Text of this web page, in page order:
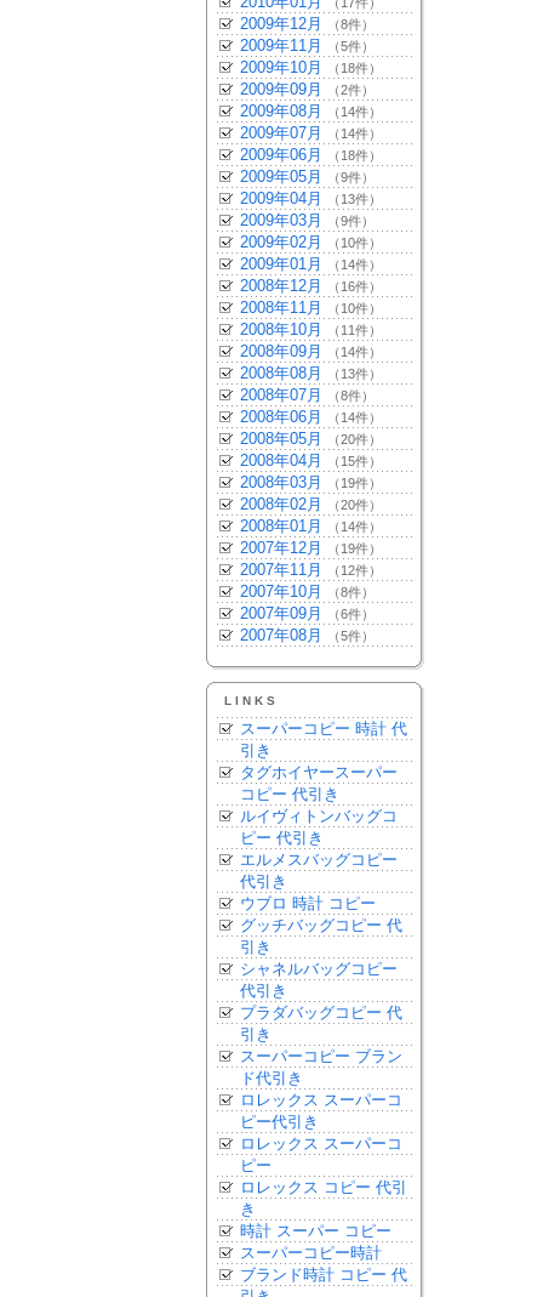
2009年12月 （8件）
2009年11月 （5件）
2009年10月 （18件）
2009年09月 （2件）
2009年08月 （14件）
2009年07月 （14件）
2009年06月 （18件）
2009年05月 （9件）
2009年04月 （13件）
2009年03月 （9件）
2009年02月 （10件）
2009年01月 （14件）
2008年12月 （16件）
2008年11月 （10件）
2008年10月 （11件）
2008年09月 （14件）
2008年08月 （13件）
2008年07月 （8件）
2008年06月 （14件）
2008年05月 （20件）
2008年04月 （15件）
2008年03月 （19件）
2008年02月 （20件）
2008年01月 （14件）
2007年12月 （19件）
2007年11月 （12件）
2007年10月 （8件）
2007年09月 （6件）
2007年08月 （5件）
LINKS
スーパーコピー 時計 代
引き
タグホイヤースーパー
コピー 代引き
ルイヴィトンバッグコ
ピー 代引き
エルメスバッグコピー
代引き
ウブロ 時計 コピー
グッチバッグコピー 代
引き
シャネルバッグコピー
代引き
プラダバッグコピー 代
引き
スーパーコピー ブラン
ド代引き
ロレックス スーパーコ
ピー代引き
ロレックス スーパーコ
ピー
ロレックス コピー 代引
き
時計 スーパー コピー
スーパーコピー時計
ブランド時計 コピー 代